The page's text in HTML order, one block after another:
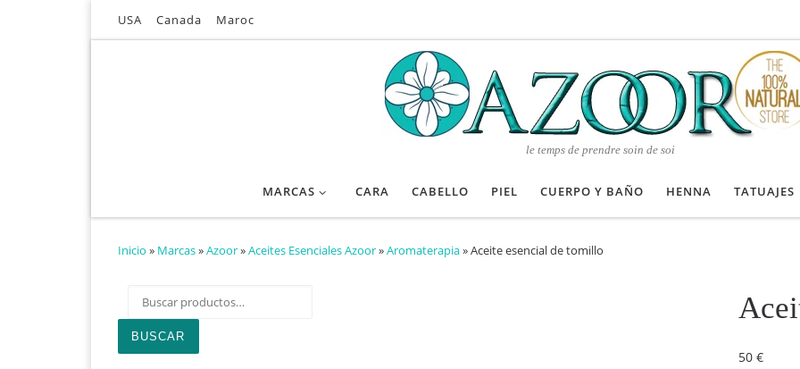
Saltar al contenido
USA Canada Maroc
le temps de prendre soin de soi
MARCAS CARA CABELLO PIEL CUERPO Y BAÑO HENNA TATUAJES
Inicio » Marcas»Azoor»Aceites Esenciales Azoor»Aromaterapia»Aceite esencial de tomillo
50 €
BUSCAR